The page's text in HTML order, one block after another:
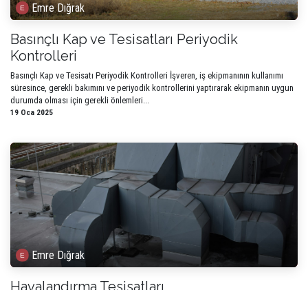
Emre Dığrak
Basınçlı Kap ve Tesisatları Periyodik
Kontrolleri
Basınçlı Kap ve Tesisatı Periyodik Kontrolleri İşveren, iş ekipmanının kullanımı
süresince, gerekli bakımını ve periyodik kontrollerini yaptırarak ekipmanın uygun
durumda olması için gerekli önlemleri...
19 Oca 2025
Emre Dığrak